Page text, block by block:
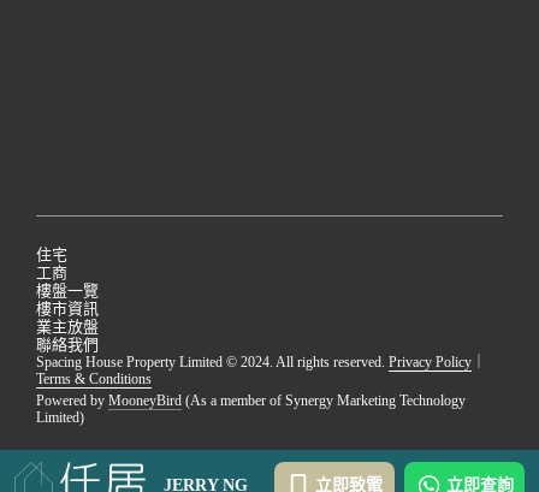
住宅
工商
樓盤一覽
樓市資訊
業主放盤
聯絡我們
Spacing House Property Limited © 2024. All rights reserved. Privacy Policy
Terms & Conditions
Powered by MooneyBird (As a member of Synergy Marketing Technology
Limited)
JERRY NG 立即致電 立即查詢